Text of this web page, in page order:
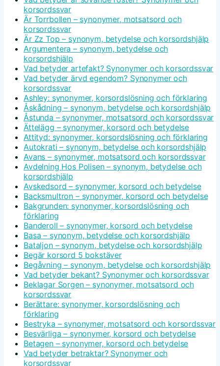
korsordssvar
Är Torrbollen – synonymer, motsatsord och
korsordssvar
Är Zz Top – synonym, betydelse och korsordshjälp
Argumentera – synonym, betydelse och
korsordshjälp
Vad betyder artefakt? Synonymer och korsordssvar
Vad betyder ärvd egendom? Synonymer och
korsordssvar
Ashley: synonymer, korsordslösning och förklaring
Åskådning – synonym, betydelse och korsordshjälp
Åstunda – synonymer, motsatsord och korsordssvar
Ättelägg – synonymer, korsord och betydelse
Attityd: synonymer, korsordslösning och förklaring
Autokrati – synonym, betydelse och korsordshjälp
Avans – synonymer, motsatsord och korsordssvar
Avdelning Hos Polisen – synonym, betydelse och
korsordshjälp
Avskedsord – synonymer, korsord och betydelse
Backsmultron – synonymer, korsord och betydelse
Bakgrunden: synonymer, korsordslösning och
förklaring
Banderoll – synonymer, korsord och betydelse
Basa – synonym, betydelse och korsordshjälp
Bataljon – synonym, betydelse och korsordshjälp
Begär korsord 5 bokstäver
Begåvning – synonym, betydelse och korsordshjälp
Vad betyder bekant? Synonymer och korsordssvar
Beklagar Sorgen – synonymer, motsatsord och
korsordssvar
Berättare: synonymer, korsordslösning och
förklaring
Bestryka – synonymer, motsatsord och korsordssvar
Besvärliga – synonymer, korsord och betydelse
Betagen – synonymer, korsord och betydelse
Vad betyder betraktar? Synonymer och
korsordssvar